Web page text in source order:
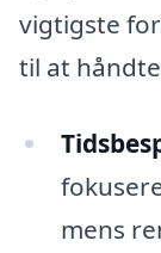
vigtigste
til at
mens